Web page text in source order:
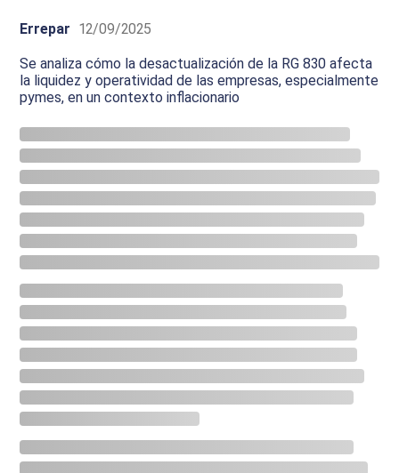
Errepar 12/09/2025
Se analiza cómo la desactualización de la RG 830 afecta
la liquidez y operatividad de las empresas, especialmente
pymes, en un contexto inflacionario